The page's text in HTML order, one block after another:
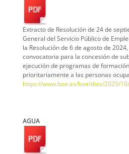
Extracto de Resolución de 24 de
General del Servicio Público de
la Resolución de 6 de agosto de
convocatoria para la concesión de
ejecución de programas de
prioritariamente a las personas
https://www.boe.es/boe/dias/2025/
AGUA